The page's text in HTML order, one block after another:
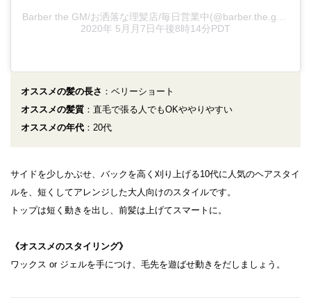
2020年 5月月7日午後8時14分PDT
オススメの髪の長さ ：ベリーショート
オススメの髪質 ：直毛で張る人でもOKややりやすい
オススメの年代 ：20代
サイドを少しかぶせ、バックを高く刈り上げる10代に人気のヘアスタイ
ルを、短くしてアレンジした大人向けのスタイルです。
トップは短く動きを出し、前髪は上げてスマートに。
《オススメのスタイリング》
ワックス or ジェルを手につけ、毛先を遊ばせ動きをだしましょう。